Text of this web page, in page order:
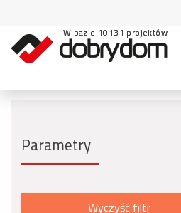
W bazie 10131 projektów
Parametry
Wyczyść filtr